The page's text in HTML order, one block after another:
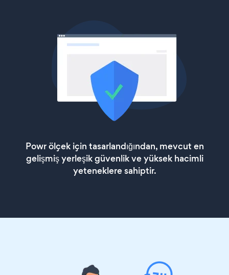
Powr ölçek için tasarlandığından, mevcut en
gelişmiş yerleşik güvenlik ve yüksek hacimli
yeteneklere sahiptir.